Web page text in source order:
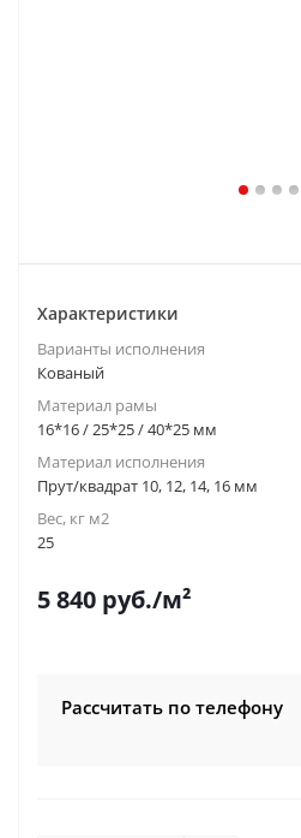
Характеристики
Варианты исполнения
Кованый
Материал рамы
16*16 / 25*25 / 40*25 мм
Материал исполнения
Прут/квадрат 10, 12, 14, 16 мм
Вес, кг м2
25
5 840 руб./м²
Рассчитать по телефону